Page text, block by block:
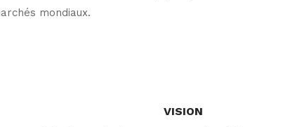
mondiaux.
VISION